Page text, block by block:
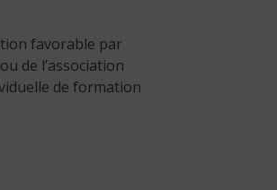
favorable par
de l’association
de formation